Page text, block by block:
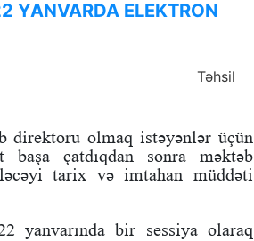
YANVARDA ELEKTRON
Təhsil
direktoru olmaq istəyənlər üçün
başa çatdıqdan sonra məktəb
tarix və imtahan müddəti
yanvarında bir sessiya olaraq